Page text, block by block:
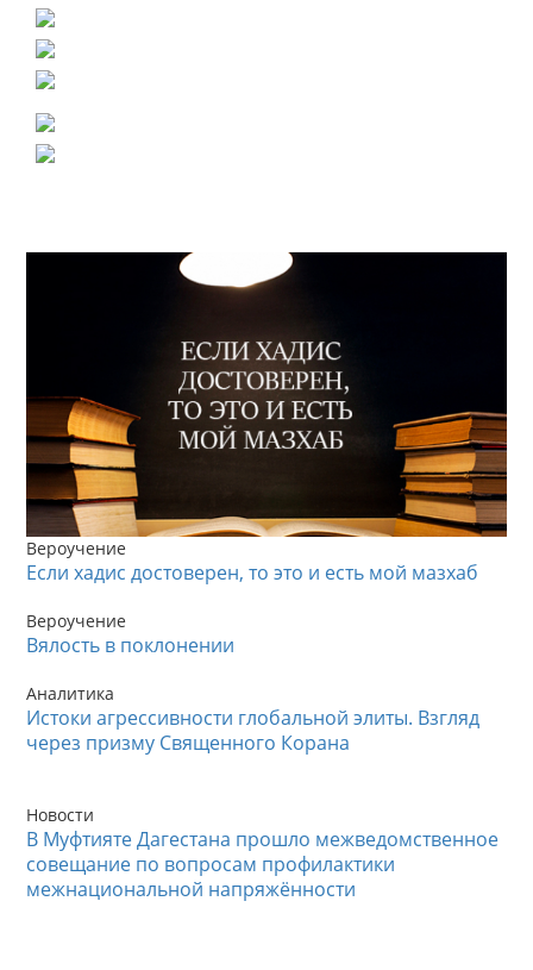
Вероучение
Если хадис достоверен, то это и есть мой мазхаб
Вероучение
Вялость в поклонении
Аналитика
Истоки агрессивности глобальной элиты. Взгляд
через призму Священного Корана
Новости
В Муфтияте Дагестана прошло межведомственное
совещание по вопросам профилактики
межнациональной напряжённости